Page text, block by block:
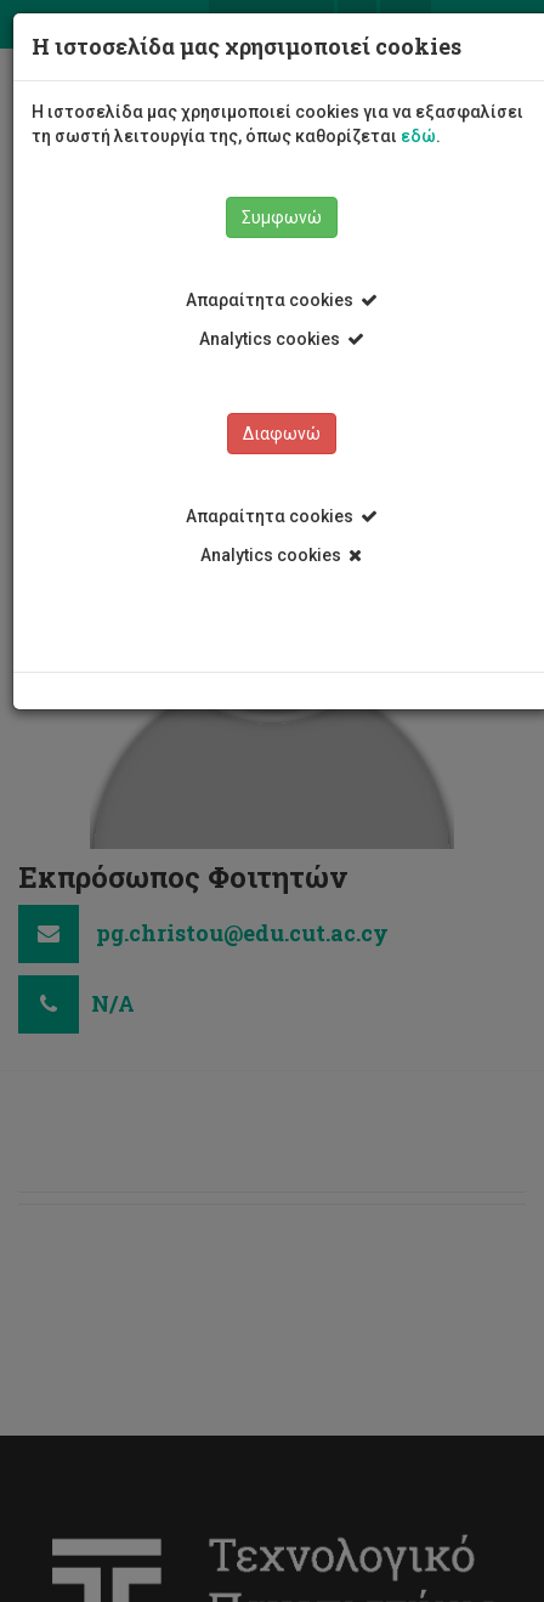
Σχολή Καλών και Εφαρμοσμένων Τεχνών
Τμήμα Πολυμέσων και Γραφικών Τεχνών
Εκπρόσωπος Φοιτητών
pg.christou@edu.cut.ac.cy
N/A
Η ιστοσελίδα μας χρησιμοποιεί cookies
Η ιστοσελίδα μας χρησιμοποιεί cookies για να εξασφαλίσει
τη σωστή λειτουργία της, όπως καθορίζεται εδώ.
Συμφωνώ
Απαραίτητα cookies
Analytics cookies
Διαφωνώ
Απαραίτητα cookies
Analytics cookies